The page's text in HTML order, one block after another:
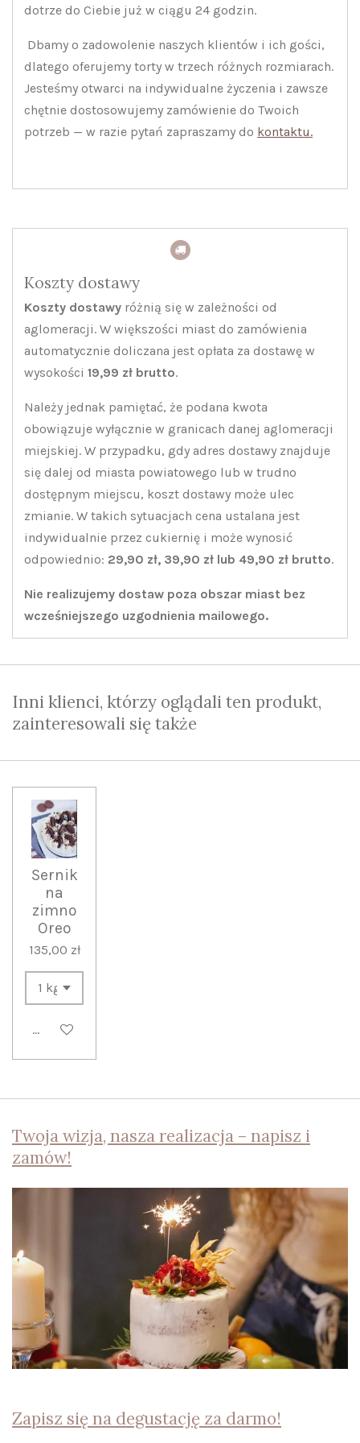
dotrze do Ciebie już w ciągu 24 godzin.
Dbamy o zadowolenie naszych klientów i ich gości,
dlatego oferujemy torty w trzech różnych rozmiarach.
Jesteśmy otwarci na indywidualne życzenia i zawsze
chętnie dostosowujemy zamówienie do Twoich
potrzeb — w razie pytań zapraszamy do kontaktu.
Koszty dostawy
Koszty dostawy różnią się w zależności od
aglomeracji. W większości miast do zamówienia
automatycznie doliczana jest opłata za dostawę w
wysokości 19,99 zł brutto.
Należy jednak pamiętać, że podana kwota
obowiązuje wyłącznie w granicach danej aglomeracji
miejskiej. W przypadku, gdy adres dostawy znajduje
się dalej od miasta powiatowego lub w trudno
dostępnym miejscu, koszt dostawy może ulec
zmianie. W takich sytuacjach cena ustalana jest
indywidualnie przez cukiernię i może wynosić
odpowiednio: 29,90 zł, 39,90 zł lub 49,90 zł brutto.
Nie realizujemy dostaw poza obszar miast bez
wcześniejszego uzgodnienia mailowego.
Inni klienci, którzy oglądali ten produkt,
zainteresowali się także
Sernik
na
zimno
Oreo
135,00 zł
Dodaj do koszyka
Twoja wizja, nasza realizacja – napisz i
zamów!
Zapisz się na degustację za darmo!